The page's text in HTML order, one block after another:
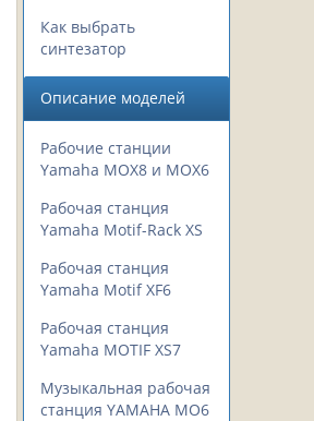
Как выбрать
синтезатор
Описание моделей
Рабочие станции
Yamaha MOX8 и MOX6
Рабочая станция
Yamaha Motif-Rack XS
Рабочая станция
Yamaha Motif XF6
Рабочая станция
Yamaha MOTIF XS7
Музыкальная рабочая
станция YAMAHA MO6